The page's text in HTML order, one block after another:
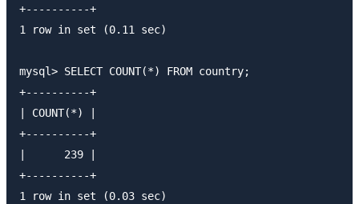
+----------+
1 row in set (0.11 sec)
mysql> SELECT COUNT(*) FROM country;
+----------+
| COUNT(*) |
+----------+
|      239 |
+----------+